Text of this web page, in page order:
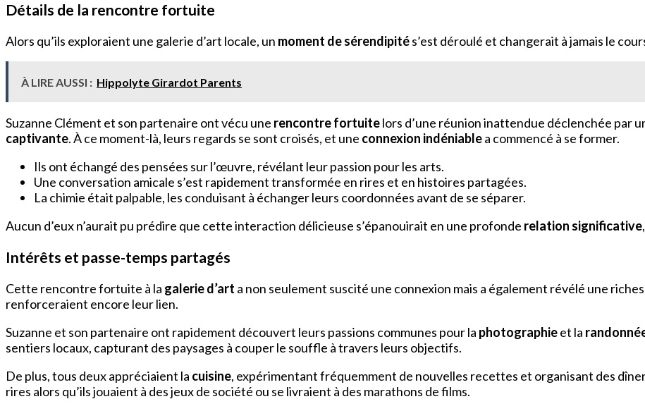
Détails de la rencontre fortuite
Alors qu’ils exploraient une galerie d’art locale, un moment de sérendipités’est déroulé et changerait à jamais le
À LIRE AUSSI : Hippolyte Girardot Parents
Suzanne Clément et son partenaire ont vécu une rencontre fortuitelors d’une réunion inattendue déclenchée par
captivante. À ce moment-là, leurs regards se sont croisés, et une connexion indéniablea commencé à se former.
Ils ont échangé des pensées sur l’œuvre, révélant leur passion pour les arts.
Une conversation amicale s’est rapidement transformée en rires et en histoires partagées.
La chimie était palpable, les conduisant à échanger leurs coordonnées avant de se séparer.
Aucun d’eux n’aurait pu prédire que cette interaction délicieuse s’épanouirait en une profonde relation significative
Intérêts et passe-temps partagés
Cette rencontre fortuite à la galerie d’art a non seulement suscité une connexion mais a également révélé une
renforceraient encore leur lien.
Suzanne et son partenaire ont rapidement découvert leurs passions communes pour la photographieet la
sentiers locaux, capturant des paysages à couper le souffle à travers leurs objectifs.
De plus, tous deux appréciaient la cuisine, expérimentant fréquemment de nouvelles recettes et organisant des
rires alors qu’ils jouaient à des jeux de société ou se livraient à des marathons de films.